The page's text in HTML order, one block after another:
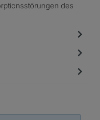
des